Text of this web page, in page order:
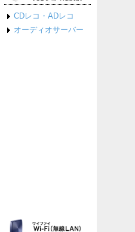
CDレコ・ADレコ
オーディオサーバー